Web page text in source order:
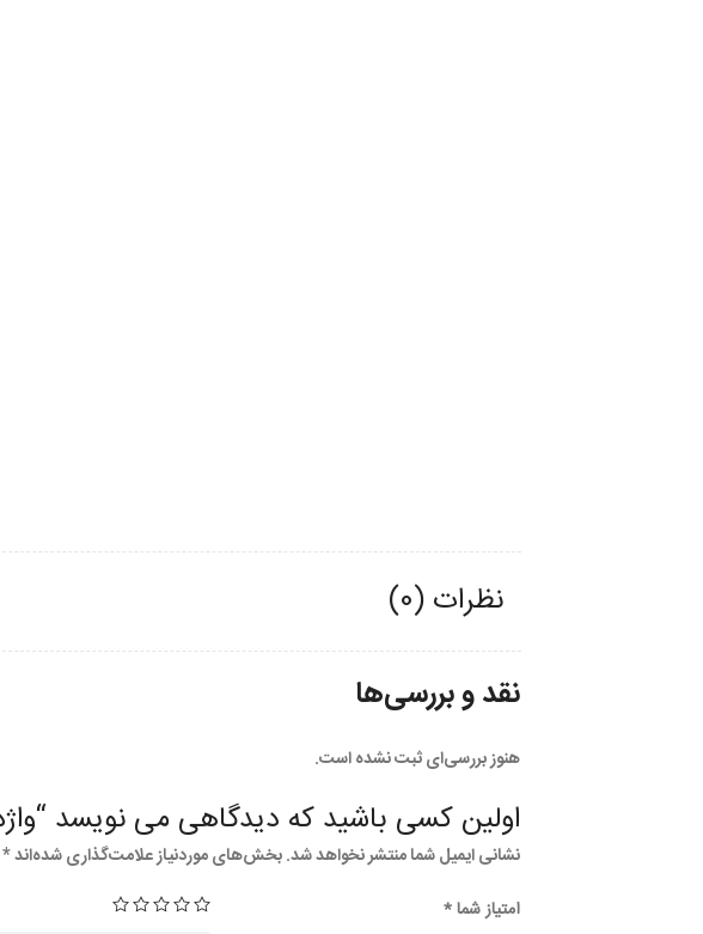
نظرات (0)
نقد و بررسی‌ها
هنوز بررسی‌ای ثبت نشده است.
اولین کسی باشید که دیدگاهی می نویسد
نشانی ایمیل شما منتشر نخواهد شد.بخش‌های موردنیاز علامت‌گذاری شده‌اند*
امتیاز شما*